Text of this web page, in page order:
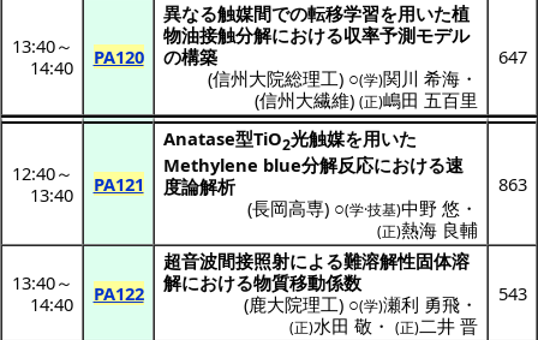
13:40～
14:40
PA120
異なる触媒間での転移学習を用いた植
物油接触分解における収率予測モデル
の構築
(信州大院総理工) ○(学)関川 希海・
(信州大繊維) (正)嶋田 五百里
647
12:40～
13:40
PA121
Anatase型TiO2光触媒を用いた
Methylene blue分解反応における速
度論解析
(長岡高専) ○(学·技基)中野 悠 ・
(正)熱海 良輔
863
13:40～
14:40
PA122
超音波間接照射による難溶解性固体溶
解における物質移動係数
(鹿大院理工) ○(学)瀬利 勇飛・
(正)水田 敬 ・ (正)二井 晋
543